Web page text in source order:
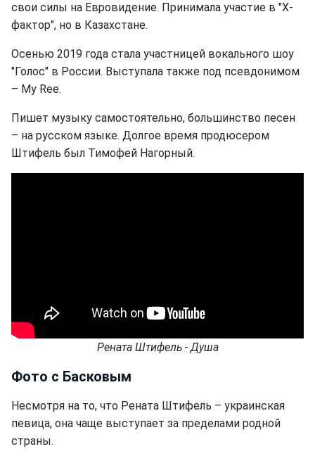
свои силы на Евровидение. Принимала участие в "Х-
фактор", но в Казахстане.
Осенью 2019 года стала участницей вокального шоу
"Голос" в России. Выступала также под псевдонимом
– My Ree.
Пишет музыку самостоятельно, большинство песен
– на русском языке. Долгое время продюсером
Штифель был Тимофей Нагорный.
Рената Штифель - Душа
Фото с Басковым
Несмотря на то, что Рената Штифель – украинская
певица, она чаще выступает за пределами родной
страны.